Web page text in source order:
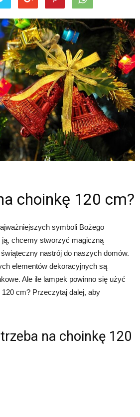
choinkę 120 cm?
symboli Bożego
ją, chcemy stworzyć magiczną
nastrój do naszych domów.
elementów dekoracyjnych są
Ale ile lampek powinno się użyć
cm? Przeczytaj dalej, aby
na choinkę 120